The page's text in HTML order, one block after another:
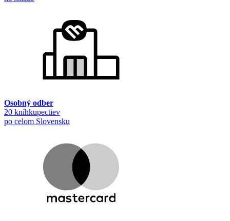
Osobný odber
20 kníhkupectiev
po celom Slovensku